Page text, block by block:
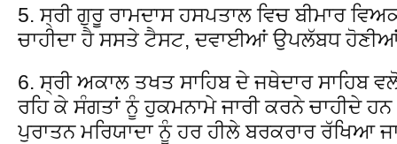
5. ਸ੍ਰੀ ਗੁਰੂ ਰਾਮਦਾਸ ਹਸਪਤਾਲ ਵਿਚ ਬੀਮਾਰ
ਚਾਹੀਦਾ ਹੈ ਸਸਤੇ ਟੈਸਟ, ਦਵਾਈਆਂ ਉਪਲੱਬਧ
6. ਸ੍ਰੀ ਅਕਾਲ ਤਖਤ ਸਾਹਿਬ ਦੇ ਜਥੇਦਾਰ ਸਾਹਿਬ
ਰਹਿ ਕੇ ਸੰਗਤਾਂ ਨੂੰ ਹੁਕਮਨਾਮੇ ਜਾਰੀ ਕਰਨੇ ਚਾਹੀਦੇ
ਪੁਰਾਤਨ ਮਰਿਯਾਦਾ ਨੂੰ ਹਰ ਹੀਲੇ ਬਰਕਰਾਰ ਰੱਖਿਆ